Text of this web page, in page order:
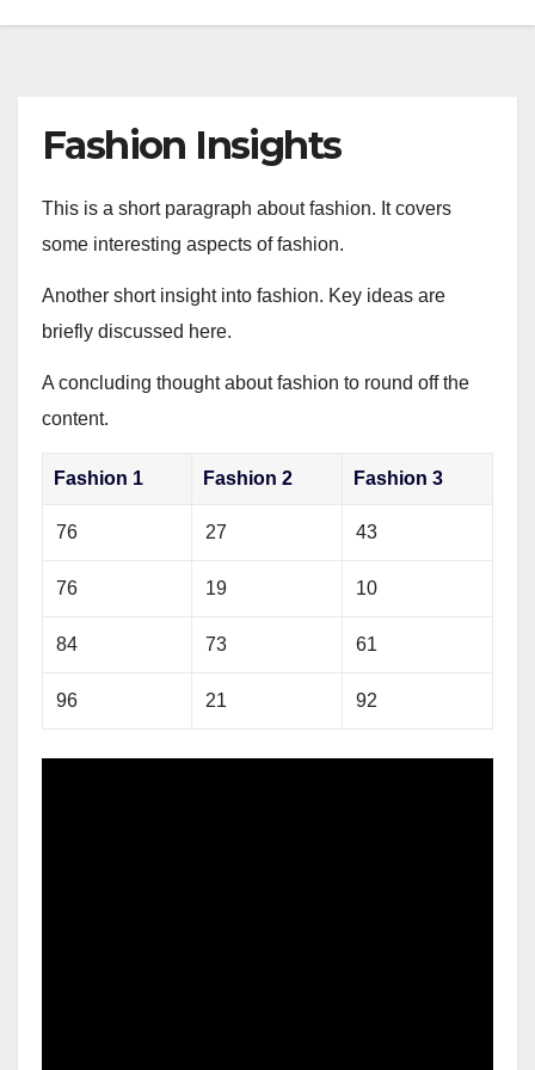
Fashion Insights
This is a short paragraph about fashion. It covers
some interesting aspects of fashion.
Another short insight into fashion. Key ideas are
briefly discussed here.
A concluding thought about fashion to round off the
content.
Fashion 1 Fashion 2 Fashion 3
76 27 43
76 19 10
84 73 61
96 21 92